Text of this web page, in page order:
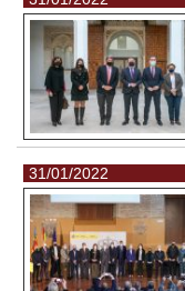
31/01/2022